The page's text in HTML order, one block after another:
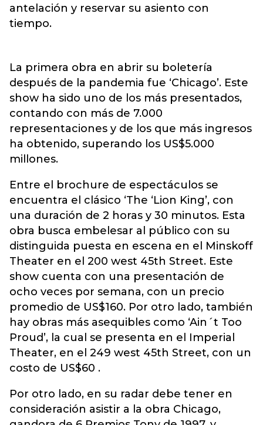
antelación y reservar su asiento con
tiempo.
La primera obra en abrir su boletería
después de la pandemia fue ‘Chicago’. Este
show ha sido uno de los más presentados,
contando con más de 7.000
representaciones y de los que más ingresos
ha obtenido, superando los US$5.000
millones.
Entre el brochure de espectáculos se
encuentra el clásico ‘The ‘Lion King’, con
una duración de 2 horas y 30 minutos. Esta
obra busca embelesar al público con su
distinguida puesta en escena en el Minskoff
Theater en el 200 west 45th Street. Este
show cuenta con una presentación de
ocho veces por semana, con un precio
promedio de US$160. Por otro lado, también
hay obras más asequibles como ‘Ain´t Too
Proud’, la cual se presenta en el Imperial
Theater, en el 249 west 45th Street, con un
costo de US$60 .
Por otro lado, en su radar debe tener en
consideración asistir a la obra Chicago,